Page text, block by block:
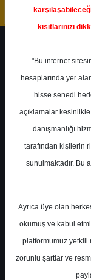
0
kısıtlarınızı
"Bu internet
hesaplarında yer
hisse senedi
açıklamalar kesinlikle
danışmanlığı
tarafından kişilerin
sunulmaktadır. Bu
Ayrıca üye olan
okumuş ve kabul
platformumuz yetkili
zorunlu şartlar ve